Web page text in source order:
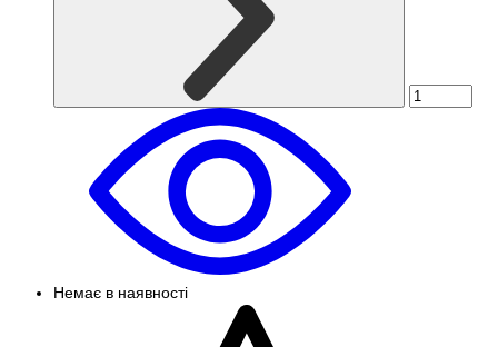
Немає в наявності